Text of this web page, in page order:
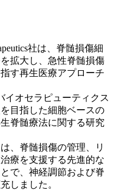
社は、脊髄損傷細
拡大し、急性脊髄損傷
す再生医療アプローチ
イオセラピューティクス
目指した細胞ベースの
脊髄療法に関する研究
、脊髄損傷の管理、リ
療を支援する先進的な
で、神経調節および脊
しました。